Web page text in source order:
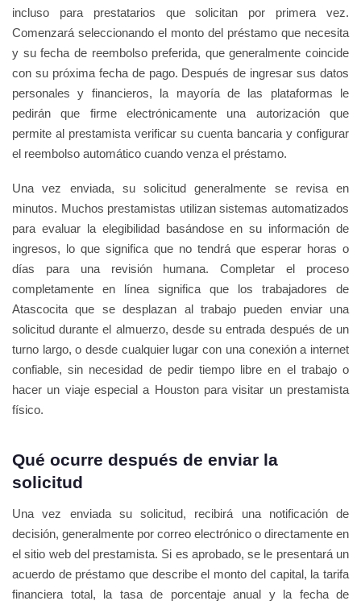
incluso para prestatarios que solicitan por primera vez.
Comenzará seleccionando el monto del préstamo que necesita
y su fecha de reembolso preferida, que generalmente coincide
con su próxima fecha de pago. Después de ingresar sus datos
personales y financieros, la mayoría de las plataformas le
pedirán que firme electrónicamente una autorización que
permite al prestamista verificar su cuenta bancaria y configurar
el reembolso automático cuando venza el préstamo.
Una vez enviada, su solicitud generalmente se revisa en
minutos. Muchos prestamistas utilizan sistemas automatizados
para evaluar la elegibilidad basándose en su información de
ingresos, lo que significa que no tendrá que esperar horas o
días para una revisión humana. Completar el proceso
completamente en línea significa que los trabajadores de
Atascocita que se desplazan al trabajo pueden enviar una
solicitud durante el almuerzo, desde su entrada después de un
turno largo, o desde cualquier lugar con una conexión a internet
confiable, sin necesidad de pedir tiempo libre en el trabajo o
hacer un viaje especial a Houston para visitar un prestamista
físico.
Qué ocurre después de enviar la
solicitud
Una vez enviada su solicitud, recibirá una notificación de
decisión, generalmente por correo electrónico o directamente en
el sitio web del prestamista. Si es aprobado, se le presentará un
acuerdo de préstamo que describe el monto del capital, la tarifa
financiera total, la tasa de porcentaje anual y la fecha de